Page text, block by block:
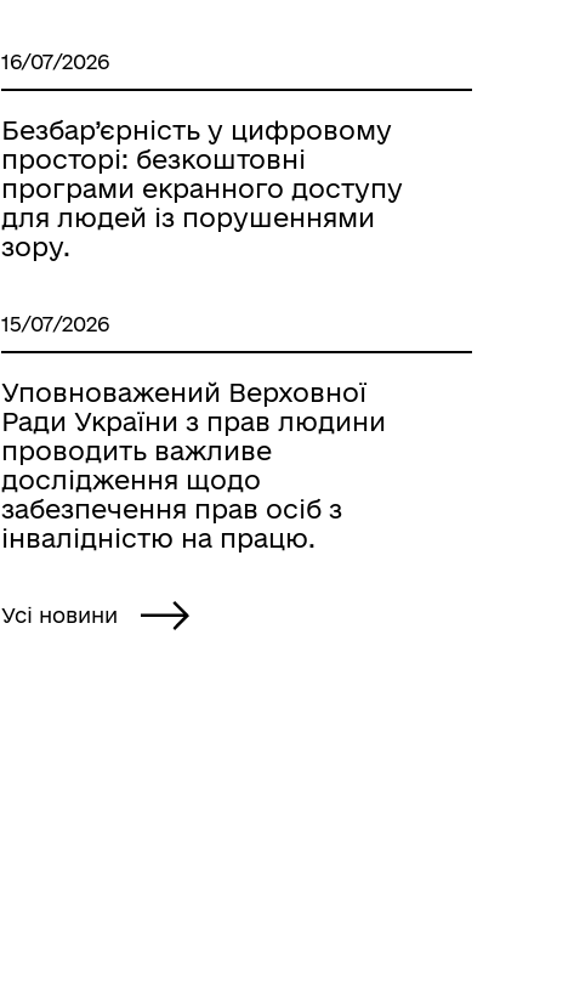
16/07/2026
Безбар’єрність у цифровому
просторі: безкоштовні
програми екранного доступу
для людей із порушеннями
зору.
15/07/2026
Уповноважений Верховної
Ради України з прав людини
проводить важливе
дослідження щодо
забезпечення прав осіб з
інвалідністю на працю.
Усі новини